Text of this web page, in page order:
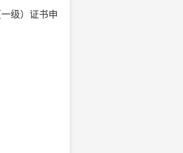
级）证书申